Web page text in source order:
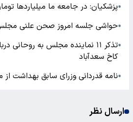
●پزشکیان: در جامعه ما میلیاردها
●حواشی جلسه امروز صحن علنی
●
تذکر ۱۱ نماینده مجلس به روحانی
کاخ سعدآباد
●نامه قدردانی وزرای سابق بهداشت
ارسال نظر